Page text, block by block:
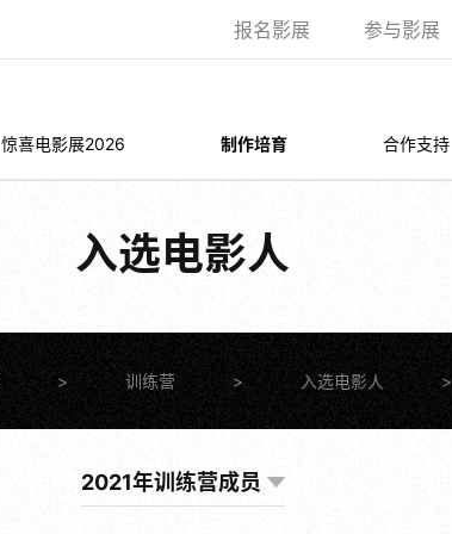
报名影展 参与影展
惊喜电影展2026 制作培育 合作支持
入选电影人
> 训练营 > 入选电影人 >
2021年训练营成员